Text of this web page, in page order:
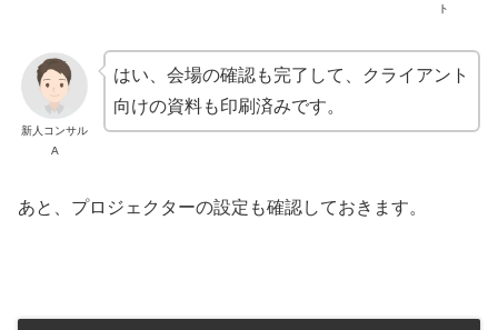
ト
新人コンサル
A
はい、会場の確認も完了して、クライアント
向けの資料も印刷済みです。
あと、プロジェクターの設定も確認しておきます。